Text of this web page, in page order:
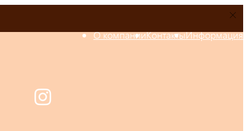
О компанииКонтактыИнформация